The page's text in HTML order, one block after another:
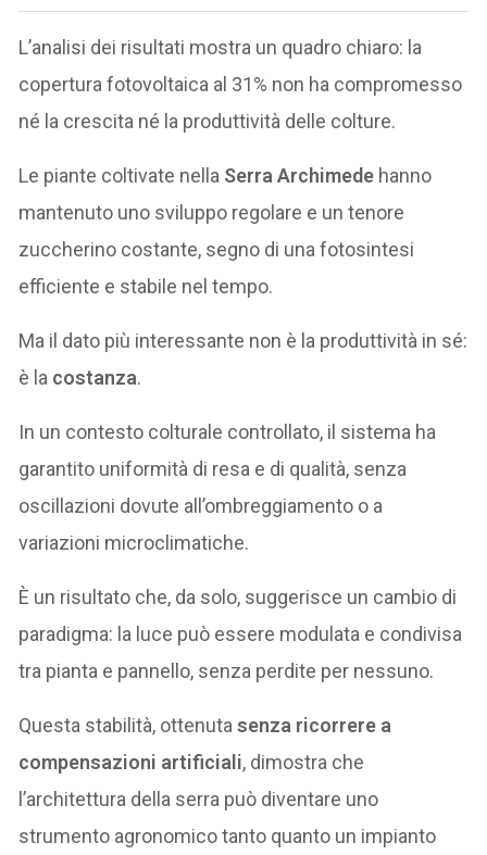
L’analisi dei risultati mostra un quadro chiaro: la
copertura fotovoltaica al 31% non ha compromesso
né la crescita né la produttività delle colture.
Le piante coltivate nella Serra Archimede hanno
mantenuto uno sviluppo regolare e un tenore
zuccherino costante, segno di una fotosintesi
efficiente e stabile nel tempo.
Ma il dato più interessante non è la produttività in sé:
è la costanza.
In un contesto colturale controllato, il sistema ha
garantito uniformità di resa e di qualità, senza
oscillazioni dovute all’ombreggiamento o a
variazioni microclimatiche.
È un risultato che, da solo, suggerisce un cambio di
paradigma: la luce può essere modulata e condivisa
tra pianta e pannello, senza perdite per nessuno.
Questa stabilità, ottenutasenza ricorrere a
compensazioni artificiali, dimostra che
l’architettura della serra può diventare uno
strumento agronomico tanto quanto un impianto